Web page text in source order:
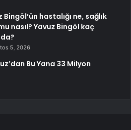
Bingöl’ün hastalığı ne, sağlık
nasıl? Yavuz Bingöl kaç
5, 2026
Bu Yana 33 Milyon